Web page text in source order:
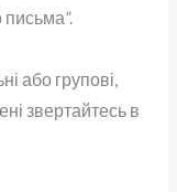
письма”.
або групові,
звертайтесь в